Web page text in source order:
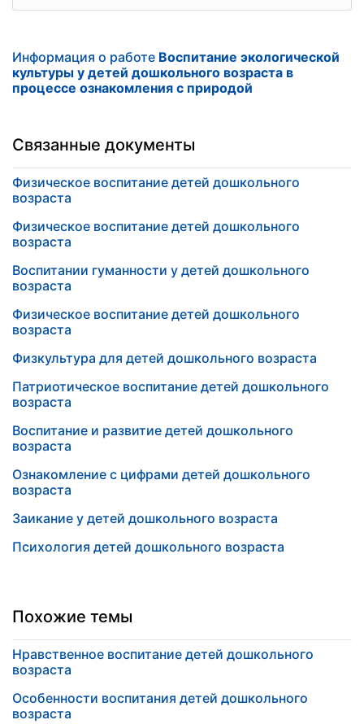
Информация о работе Воспитание экологической
культуры у детей дошкольного возраста в
процессе ознакомления с природой
Связанные документы
Физическое воспитание детей дошкольного
возраста
Физическое воспитание детей дошкольного
возраста
Воспитании гуманности у детей дошкольного
возраста
Физическое воспитание детей дошкольного
возраста
Физкультура для детей дошкольного возраста
Патриотическое воспитание детей дошкольного
возраста
Воспитание и развитие детей дошкольного
возраста
Ознакомление с цифрами детей дошкольного
возраста
Заикание у детей дошкольного возраста
Психология детей дошкольного возраста
Похожие темы
Нравственное воспитание детей дошкольного
возраста
Особенности воспитания детей дошкольного
возраста